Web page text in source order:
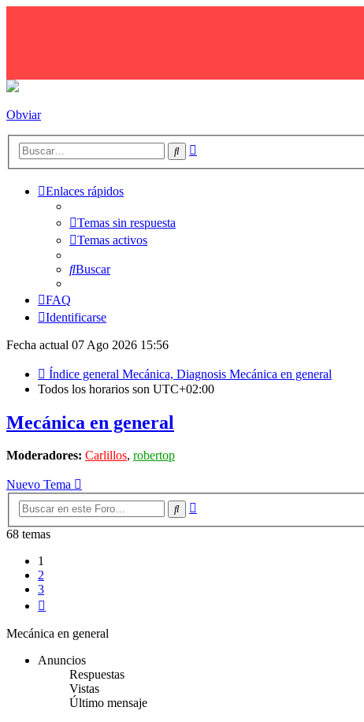
Obviar
Buscar
Enlaces rápidos
Temas sin respuesta
Temas activos
Buscar
FAQ
Identificarse
Fecha actual 07 Ago 2026 15:56
Índice general Mecánica, Diagnosis Mecánica en general
Todos los horarios son UTC+02:00
Mecánica en general
Moderadores: Carlillos, robertop
Nuevo Tema
Buscar
68 temas
1
2
3
Mecánica en general
Anuncios
Respuestas
Vistas
Último mensaje